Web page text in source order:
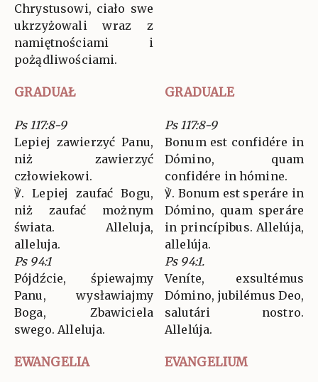
Chrystusowi, ciało swe
ukrzyżowali wraz z
namiętnościami i
pożądliwościami.
GRADUAŁ GRADUALE
Ps 117:8-9
Lepiej zawierzyć Panu,
niż zawierzyć
człowiekowi.
℣. Lepiej zaufać Bogu,
niż zaufać możnym
świata. Alleluja,
alleluja.
Ps 94:1
Pójdźcie, śpiewajmy
Panu, wysławiajmy
Boga, Zbawiciela
swego. Alleluja.
Ps 117:8-9
Bonum est confidére in
Dómino, quam
confidére in hómine.
℣. Bonum est speráre in
Dómino, quam speráre
in princípibus. Allelúja,
allelúja.
Ps 94:1.
Veníte, exsultémus
Dómino, jubilémus Deo,
salutári nostro.
Allelúja.
EWANGELIA EVANGELIUM